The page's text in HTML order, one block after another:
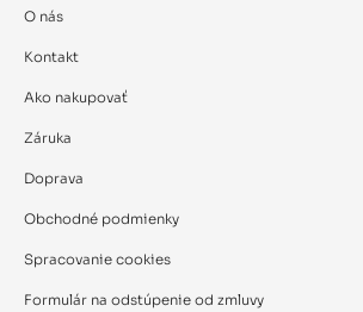
O nás
Kontakt
Ako nakupovať
Záruka
Doprava
Obchodné podmienky
Spracovanie cookies
Formulár na odstúpenie od zmluvy